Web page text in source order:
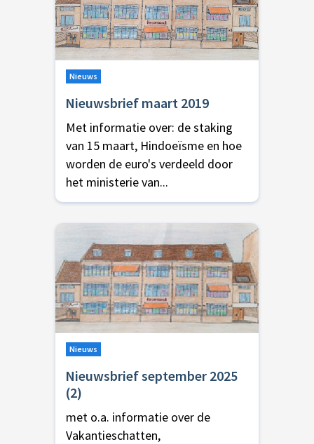
Nieuws
Nieuwsbrief maart 2019
Met informatie over: de staking
van 15 maart, Hindoeïsme en hoe
worden de euro's verdeeld door
het ministerie van...
Nieuws
Nieuwsbrief september 2025
(2)
met o.a. informatie over de
Vakantieschatten,